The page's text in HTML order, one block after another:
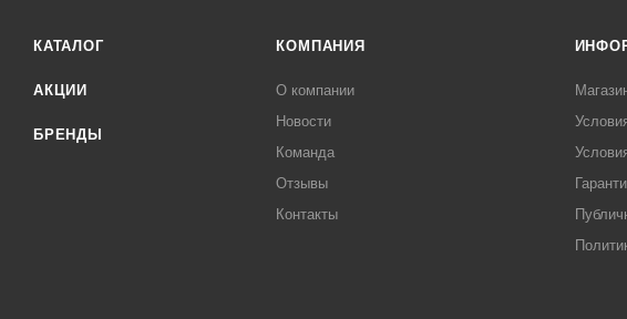
КАТАЛОГ
АКЦИИ
БРЕНДЫ
КОМПАНИЯ
О компании
Новости
Команда
Отзывы
Контакты